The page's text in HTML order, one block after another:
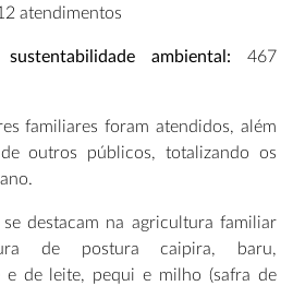
atendimentos
ambiental: 467
familiares foram atendidos, além
outros públicos, totalizando os
destacam na agricultura familiar
de postura caipira, baru,
e de leite, pequi e milho (safra de